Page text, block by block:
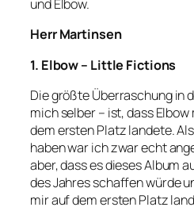
und Elbow.
Herr Martinsen
1. Elbow – Little Fictions
Die größte Überraschung in
mich selber – ist, dass
dem ersten Platz landete.
haben war ich zwar echt
aber, dass es dieses Album
des Jahres schaffen würde
mir auf dem ersten Platz